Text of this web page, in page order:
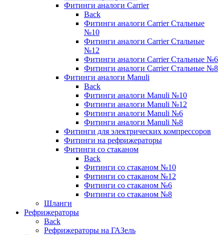
Фитинги аналоги Carrier
Back
Фитинги аналоги Carrier Стальные
№10
Фитинги аналоги Carrier Стальные
№12
Фитинги аналоги Carrier Стальные №6
Фитинги аналоги Carrier Стальные №8
Фитинги аналоги Manuli
Back
Фитинги аналоги Manuli №10
Фитинги аналоги Manuli №12
Фитинги аналоги Manuli №6
Фитинги аналоги Manuli №8
Фитинги для электрических компрессоров
Фитинги на рефрижераторы
Фитинги со стаканом
Back
Фитинги со стаканом №10
Фитинги со стаканом №12
Фитинги со стаканом №6
Фитинги со стаканом №8
Шланги
Рефрижераторы
Back
Рефрижераторы на ГАЗель